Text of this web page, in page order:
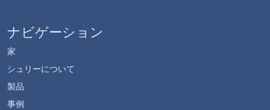
ナビゲーション
家
シュリーについて
製品
事例